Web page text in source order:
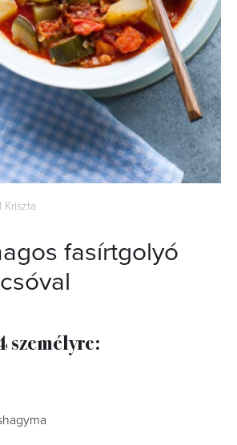
Kriszta
fasírtgolyó
személyre: